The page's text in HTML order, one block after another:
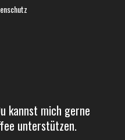
kannst mich gerne
unterstützen.